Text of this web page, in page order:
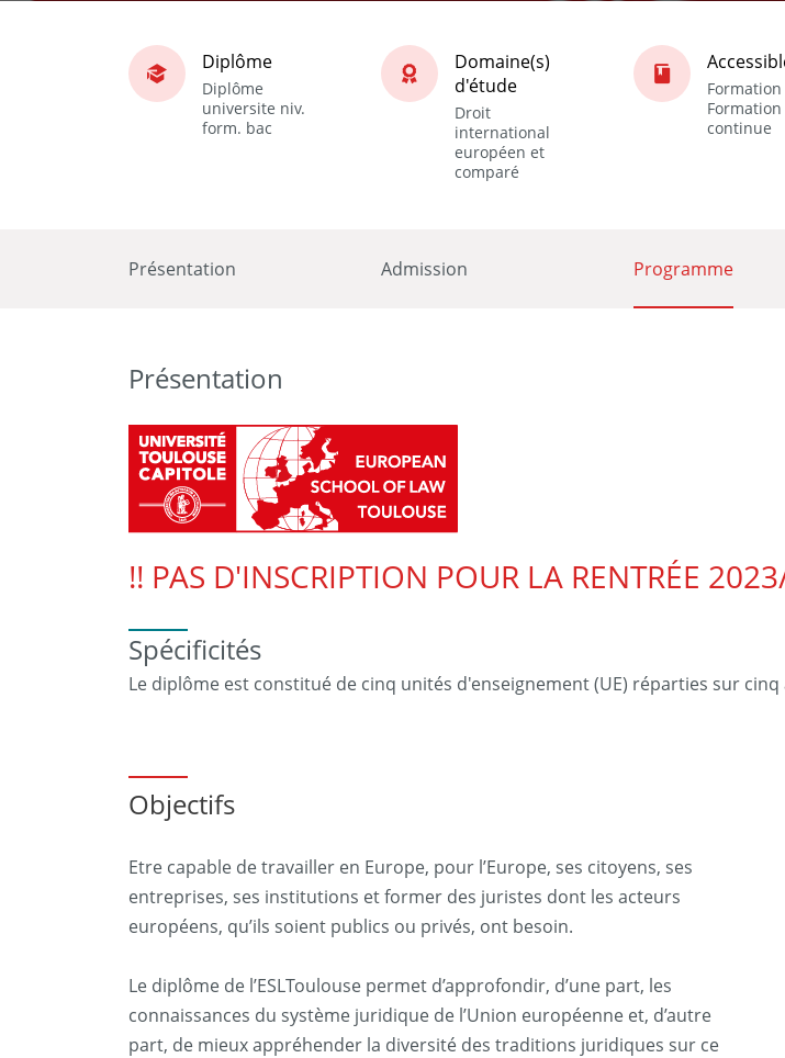
Diplôme
Diplôme
universite niv.
form. bac
Domaine(s)
d'étude
Droit
international
européen et
comparé
Formation
continue
Présentation Admission Programme
Présentation
!! PAS D'INSCRIPTION POUR LA RENTRÉE
Spécificités
Le diplôme est constitué de cinq unités d'enseignement (UE) réparties sur cinq
Objectifs
Etre capable de travailler en Europe, pour l’Europe, ses citoyens, ses
entreprises, ses institutions et former des juristes dont les acteurs
européens, qu’ils soient publics ou privés, ont besoin.
Le diplôme de l’ESLToulouse permet d’approfondir, d’une part, les
connaissances du système juridique de l’Union européenne et, d’autre
part, de mieux appréhender la diversité des traditions juridiques sur ce